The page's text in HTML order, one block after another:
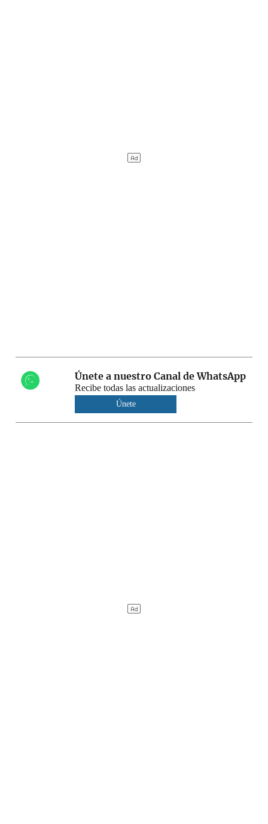
Únete a nuestro Canal de WhatsApp
Recibe todas las actualizaciones
Únete